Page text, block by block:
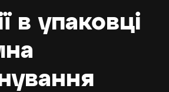
в упаковці